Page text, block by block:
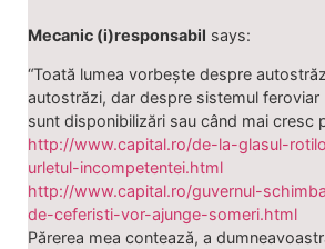
Mecanic (i)responsabil says:
“Toată lumea vorbește despre
autostrăzi, dar despre sistemul feroviar
sunt disponibilizări sau când mai cresc
http://www.capital.ro/de-la-glasul-
urletul-incompetentei.html
http://www.capital.ro/guvernul-
de-ceferisti-vor-ajunge-someri.html
Părerea mea contează, a